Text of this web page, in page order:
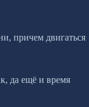
причем двигаться
да ещё и время